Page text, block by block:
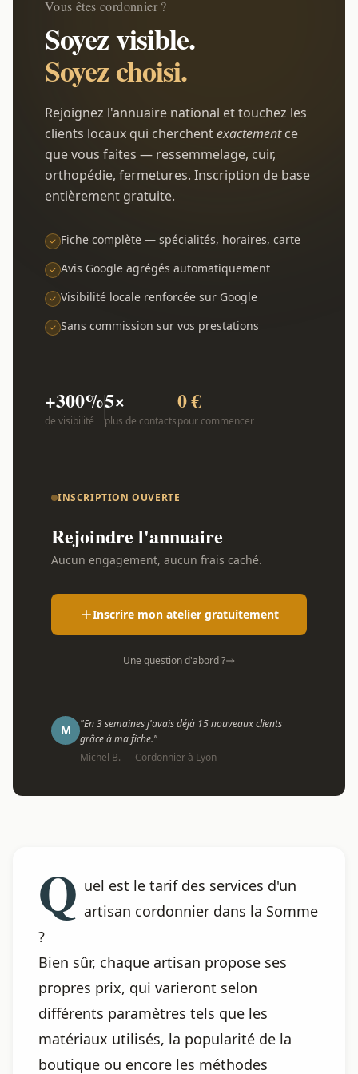
Vous êtes cordonnier ?
Soyez visible.
Soyez choisi.
Rejoignez l'annuaire national et touchez les
clients locaux qui cherchentexactementce
que vous faites — ressemmelage, cuir,
orthopédie, fermetures. Inscription de base
entièrement gratuite.
Fiche complète — spécialités, horaires, carte
Avis Google agrégés automatiquement
Visibilité locale renforcée sur Google
Sans commission sur vos prestations
+300%
de visibilité
5×
plus de contacts
0 €
pour commencer
INSCRIPTION OUVERTE
Rejoindre l'annuaire
Aucun engagement, aucun frais caché.
Inscrire mon atelier gratuitement
Une question d'abord ?
M
"En 3 semaines j'avais déjà 15 nouveaux clients
grâce à ma fiche."
Michel B. — Cordonnier à Lyon
Q uel est le tarif des services d'un
artisan cordonnier dans la Somme
?
Bien sûr, chaque artisan propose ses
propres prix, qui varieront selon
différents paramètres tels que les
matériaux utilisés, la popularité de la
boutique ou encore les méthodes